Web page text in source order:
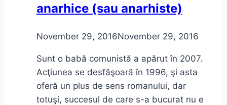
anarhice (sau anarhiste)
November 29, 2016November 29, 2016
Sunt o babă comunistă a apărut în 2007.
Acţiunea se desfăşoară în 1996, şi asta
oferă un plus de sens romanului, dar
totuşi, succesul de care s-a bucurat nu e